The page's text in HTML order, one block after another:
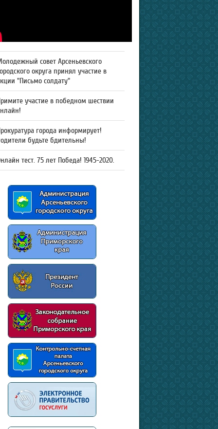
совет Арсеньевского
округа принял участие в
"Письмо солдату"
участие в победном шествии
города информирует!
будьте бдительны!
тест. 75 лет Победа! 1945-2020.